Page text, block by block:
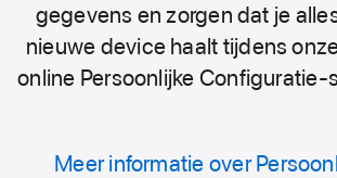
gegevens en zorgen dat je
nieuwe device haalt tijdens
online Persoonlijke Configuratie-
Meer informatie over